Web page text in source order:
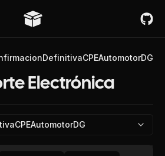
Electrónica